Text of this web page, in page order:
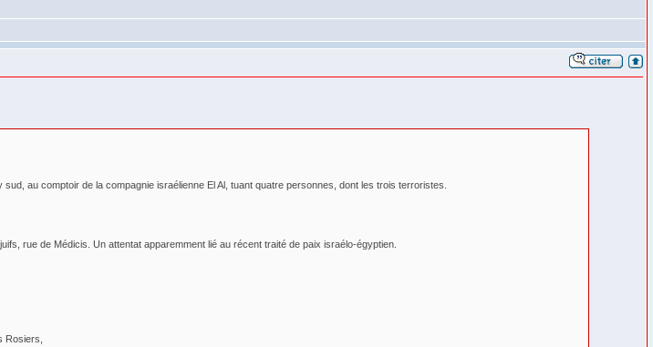
au comptoir de la compagnie israélienne El Al, tuant quatre personnes, dont les trois terroristes.
rue de Médicis. Un attentat apparemment lié au récent traité de paix israélo-égyptien.
Rosiers,